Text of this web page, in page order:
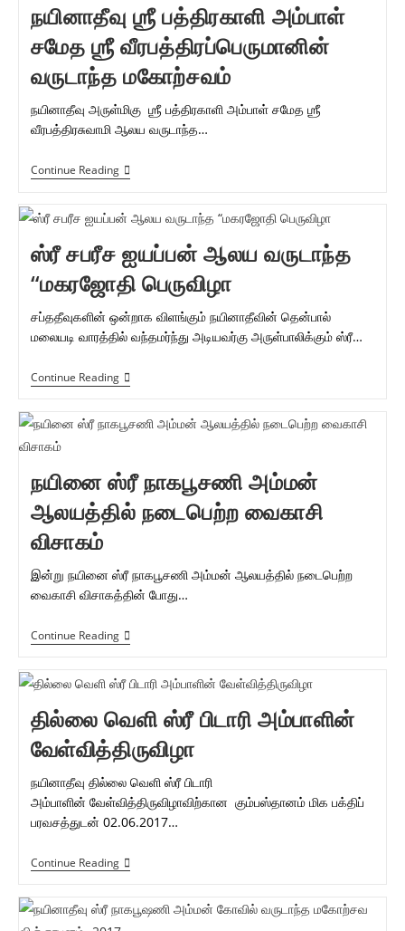
மட்டுமே
பங்கேற்க
அனுமதி
நயினாதீவு ஶ்ரீ பத்திரகாளி அம்பாள்
சமேத ஶ்ரீ வீரபத்திரப்பெருமானின்
வருடாந்த மகோற்சவம்
நயினாதீவு அருள்மிகு ஶ்ரீ பத்திரகாளி அம்பாள் சமேத ஶ்ரீ
வீரபத்திரசுவாமி ஆலய வருடாந்த…
Continue Readingநயினாதீவு
ஶ்ரீ
அம்பாள்
சமேத
வீரபத்திரப்பெருமானின்
வருடாந்த
மகோற்சவம்
ஸ்ரீ சபரீச ஐயப்பன் ஆலய வருடாந்த
“மகரஜோதி பெருவிழா
சப்ததீவுகளின் ஒன்றாக விளங்கும் நயினாதீவின் தென்பால்
மலையடி வாரத்தில் வந்தமர்ந்து அடியவர்கு அருள்பாலிக்கும் ஸ்ரீ…
Continue Readingஸ்ரீ
சபரீச
ஆலய
வருடாந்த
நயினை ஸ்ரீ நாகபூசணி அம்மன்
ஆலயத்தில் நடைபெற்ற வைகாசி
விசாகம்
இன்று நயினை ஸ்ரீ நாகபூசணி அம்மன் ஆலயத்தில் நடைபெற்ற
வைகாசி விசாகத்தின் போது…
Continue Readingநயினை
ஸ்ரீ
அம்மன்
ஆலயத்தில்
நடைபெற்ற
வைகாசி
தில்லை வெளி ஸ்ரீ பிடாரி அம்பாளின்
வேள்வித்திருவிழா
நயினாதீவு தில்லை வெளி ஸ்ரீ பிடாரி
அம்பாளின் வேள்வித்திருவிழாவிற்கான கும்பஸ்தானம் மிக பக்திப்
பரவசத்துடன் 02.06.2017…
Continue Readingதில்லை
வெளி
பிடாரி
அம்பாளின்